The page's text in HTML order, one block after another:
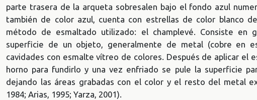
parte trasera de la arqueta sobresalen bajo el fondo azul
también de color azul, cuenta con estrellas de color blanco
método de esmaltado utilizado: el champlevé. Consiste en
superficie de un objeto, generalmente de metal (cobre en
cavidades con esmalte vítreo de colores. Después de aplicar el
horno para fundirlo y una vez enfriado se pule la superficie
dejando las áreas grabadas con el color y el resto del metal
1984; Arias, 1995; Yarza, 2001).